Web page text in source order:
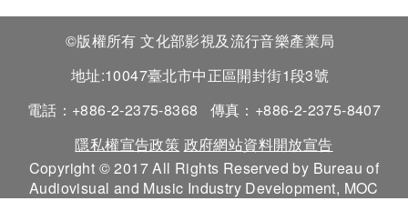
©版權所有 文化部影視及流行音樂產業局
地址:10047臺北市中正區開封街1段3號
電話：+886-2-2375-8368
傳真：+886-2-2375-8407
隱私權宣告政策 政府網站資料開放宣告
Copyright © 2017 All Rights Reserved by Bureau of
Audiovisual and Music Industry Development, MOC